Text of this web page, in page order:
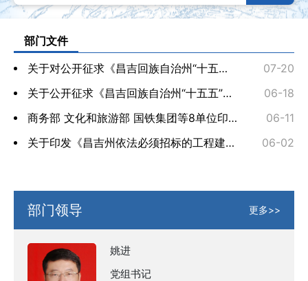
部门文件
关于对公开征求《昌吉回族自治州“十五五”商务发展规划（征求意见稿）》...
07-20
关于公开征求《昌吉回族自治州“十五五”商务发展规划（征求意见稿）》意...
06-18
商务部 文化和旅游部 国铁集团等8单位印发《关于促进铁路与旅游融合发展 ...
06-11
关于印发《昌吉州依法必须招标的工程建设项目招标人主体责任清单（试行）...
06-02
部门领导 更多>>
姚进
党组书记